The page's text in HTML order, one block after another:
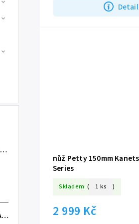
Nůž šéfkuchaře Chef 8" (205mm) Dellinger TOIVO - Professional Damascus
PROFI mandolína na zeleninu - CHIBA Japan, sengiri slicekun
Detail
nůž Petty 150mm
Series
Skladem ( 1 ks )
2 999 Kč